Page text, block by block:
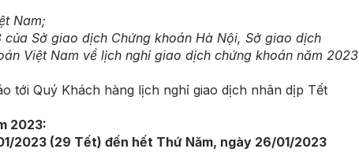
Nam;
Sở giao dịch Chứng khoán Hà Nội, Sở giao dịch
Việt Nam về lịch nghỉ giao dịch chứng khoán năm 2023
tới Quý Khách hàng lịch nghỉ giao dịch nhân dịp Tết
2023:
2023 (29 Tết) đến hết Thứ Năm, ngày 26/01/2023